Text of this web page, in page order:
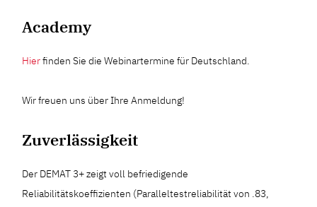
Academy
Hierfinden Sie die Webinartermine für Deutschland.
Wir freuen uns über Ihre Anmeldung!
Zuverlässigkeit
Der DEMAT 3+ zeigt voll befriedigende
Reliabilitätskoeffizienten (Paralleltestreliabilität von .83,